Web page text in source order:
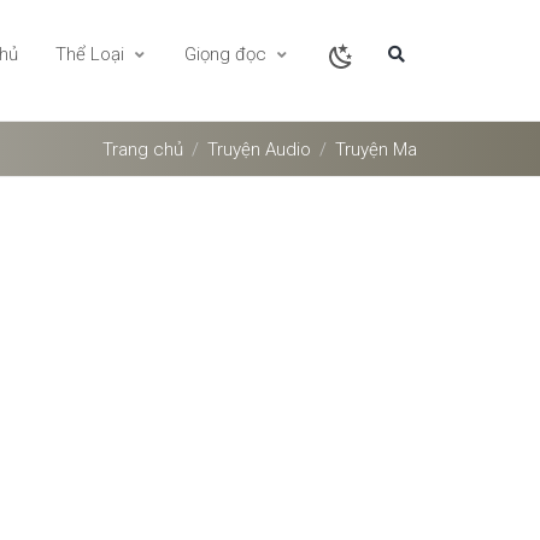
Thể Loại Giọng đọc
Trang chủ Truyện Audio Truyện Ma